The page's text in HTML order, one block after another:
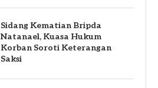
Sidang Kematian Bripda
Natanael, Kuasa Hukum
Korban Soroti Keterangan
Saksi